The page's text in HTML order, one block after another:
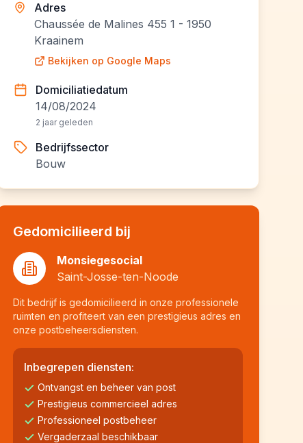
Adres
Chaussée de Malines 455 1 - 1950
Kraainem
Bekijken op Google Maps
Domiciliatiedatum
14/08/2024
2 jaar geleden
Bedrijfssector
Bouw
Gedomicilieerd bij
Monsiegesocial
Saint-Josse-ten-Noode
Dit bedrijf is gedomicilieerd in onze professionele
ruimten en profiteert van een prestigieus adres en
onze postbeheersdiensten.
Inbegrepen diensten:
Ontvangst en beheer van post
Prestigieus commercieel adres
Professioneel postbeheer
Vergaderzaal beschikbaar